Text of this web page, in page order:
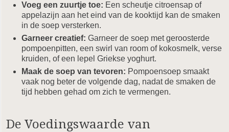
Voeg een zuurtje toe: Een scheutje citroensap of
appelazijn aan het eind van de kooktijd kan de smaken
in de soep versterken.
Garneer creatief: Garneer de soep met geroosterde
pompoenpitten, een swirl van room of kokosmelk, verse
kruiden, of een lepel Griekse yoghurt.
Maak de soep van tevoren: Pompoensoep smaakt
vaak nog beter de volgende dag, nadat de smaken de
tijd hebben gehad om zich te vermengen.
De Voedingswaarde van